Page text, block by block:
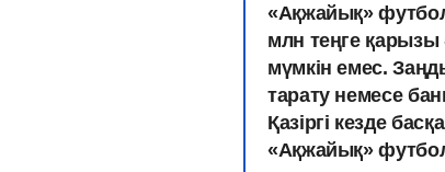
«Ақжайық»
млн теңге
мүмкін емес.
тарату немесе
Қазіргі кезде
«Ақжайық»